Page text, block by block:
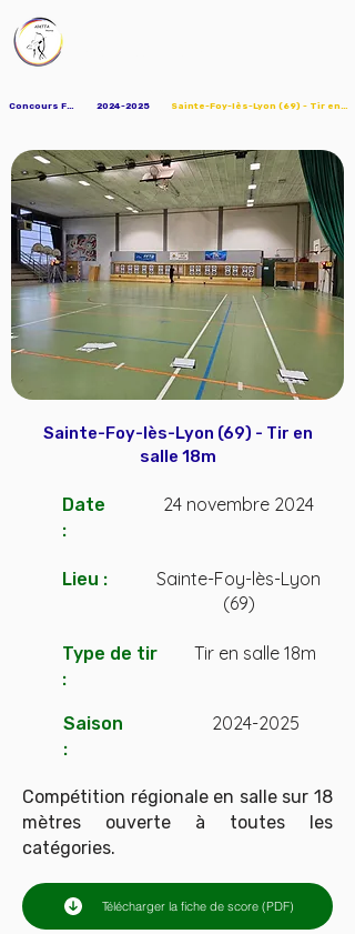
2024-2025 Sainte-Foy-lès-Lyon (69) - Tir en
Sainte-Foy-lès-Lyon (69) - Tir en
salle 18m
Date
:
Lieu :
24 novembre 2024
Sainte-Foy-lès-Lyon
(69)
Type de tir
:
Saison
:
Tir en salle 18m
2024-2025
Compétition régionale en salle sur 18
mètres ouverte à toutes les
catégories.
Télécharger la fiche de score (PDF)